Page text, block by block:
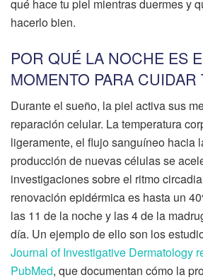
qué hace tu piel mientras duermes y
hacerlo bien.
POR QUÉ LA NOCHE ES
MOMENTO PARA CUIDAR
Durante el sueño, la piel activa sus
reparación celular. La temperatura
ligeramente, el flujo sanguíneo hacia
producción de nuevas células se
investigaciones sobre el ritmo
renovación epidérmica es hasta un
las 11 de la noche y las 4 de la
día. Un ejemplo de ello son los
Journal of Investigative Dermatology
PubMed, que documentan cómo la